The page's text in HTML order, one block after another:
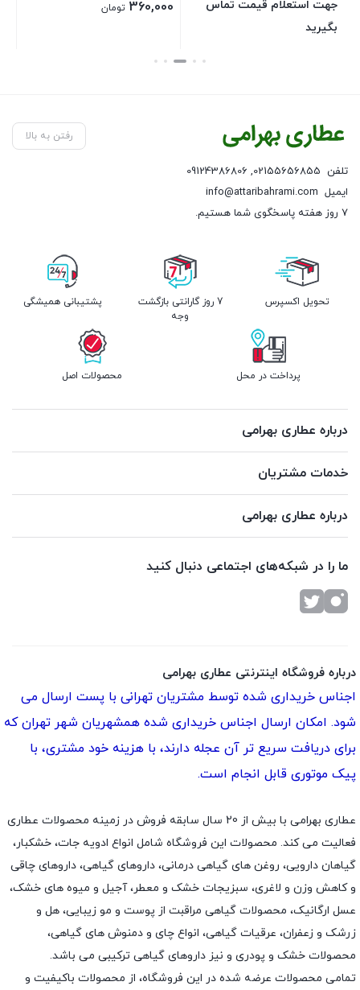
جهت استعلام قیمت تماس
بگیرید
360,000 تومان
بستن
رفتن به بالا
تلفن 02155656855
,
09124386806
ایمیل info@attaribahrami.com
۷ روز هفته پاسخگوی شما هستیم.
تحویل اکسپرس
7 روز گارانتی بازگشت
وجه
پشتیبانی همیشگی
پرداخت در محل محصولات اصل
درباره عطاری بهرامی
خدمات مشتریان
درباره عطاری بهرامی
ما را در شبکه‌های اجتماعی دنبال کنید
درباره فروشگاه اینترنتی عطاری بهرامی
اجناس خریداری شده توسط مشتریان تهرانی با پست ارسال می
شود. امکان ارسال اجناس خریداری شده همشهریان شهر تهران که
برای دریافت سریع تر آن عجله دارند، با هزینه خود مشتری، با
پیک موتوری قابل انجام است.
عطاری بهرامی با بیش از 20 سال سابقه فروش در زمینه محصولات عطاری
فعالیت می کند. محصولات این فروشگاه شامل انواع ادویه جات، خشکبار،
گیاهان دارویی، روغن های گیاهی درمانی، داروهای گیاهی، داروهای چاقی
و کاهش وزن و لاغری، سبزیجات خشک و معطر، آجیل و میوه های خشک،
عسل ارگانیک، محصولات گیاهی مراقبت از پوست و مو زیبایی، هل و
زرشک و زعفران، عرقیات گیاهی، انواع چای و دمنوش های گیاهی،
محصولات خشک و پودری و نیز داروهای گیاهی ترکیبی می باشد.
تمامی محصولات عرضه شده در این فروشگاه، از محصولات باکیفیت و